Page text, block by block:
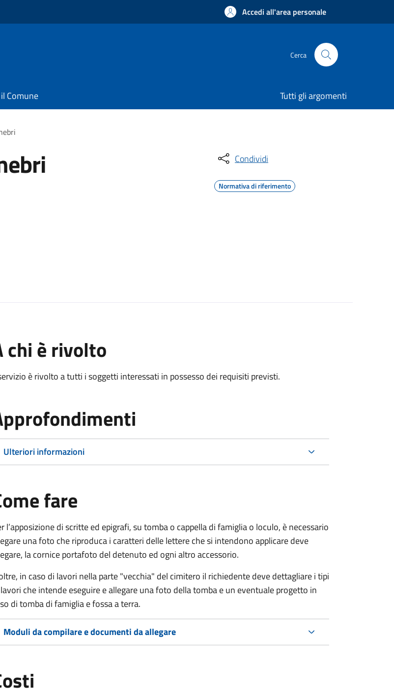
Accedi all'area personale
Cerca
Comune Tutti gli argomenti
Condividi
Normativa di riferimento
chi è rivolto
è rivolto a tutti i soggetti interessati in possesso dei requisiti previsti.
Ulteriori informazioni
fare
l’apposizione di scritte ed epigrafi, su tomba o cappella di famiglia o loculo, è necessario
una foto che riproduca i caratteri delle lettere che si intendono applicare deve
la cornice portafoto del detenuto ed ogni altro accessorio.
in caso di lavori nella parte "vecchia" del cimitero il richiedente deve dettagliare i tipi
che intende eseguire e allegare una foto della tomba e un eventuale progetto in
di tomba di famiglia e fossa a terra.
Moduli da compilare e documenti da allegare